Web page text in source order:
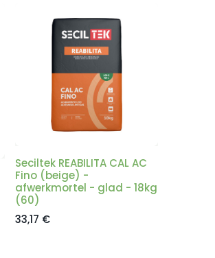
Seciltek REABILITA CAL AC
Fino (beige) -
afwerkmortel - glad - 18kg
(60)
33,17 €